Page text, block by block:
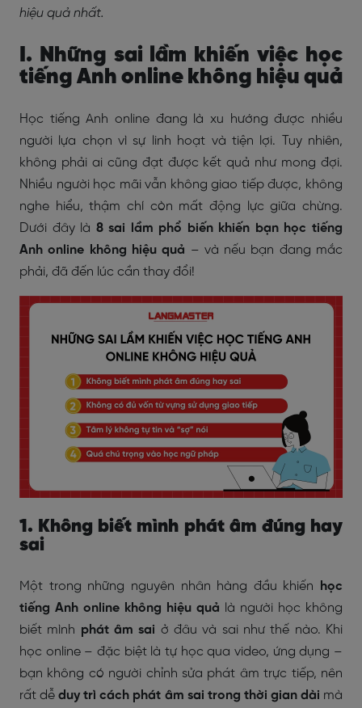
hiệu quả nhất.
I. Những sai lầm khiến việc học
tiếng Anh online không hiệu quả
Học tiếng Anh online đang là xu hướng được nhiều
người lựa chọn vì sự linh hoạt và tiện lợi. Tuy nhiên,
không phải ai cũng đạt được kết quả như mong đợi.
Nhiều người học mãi vẫn không giao tiếp được, không
nghe hiểu, thậm chí còn mất động lực giữa chừng.
Dưới đây là 8 sai lầm phổ biến khiến bạn học tiếng
Anh online không hiệu quả – và nếu bạn đang mắc
phải, đã đến lúc cần thay đổi!
1. Không biết mình phát âm đúng hay
sai
Một trong những nguyên nhân hàng đầu khiến
học
tiếng Anh online không hiệu quả là người học không
biết mình phát âm sai ở đâu và sai như thế nào. Khi
học online – đặc biệt là tự học qua video, ứng dụng –
bạn không có người chỉnh sửa phát âm trực tiếp, nên
rất dễduy trì cách phát âm sai trong thời gian dài mà